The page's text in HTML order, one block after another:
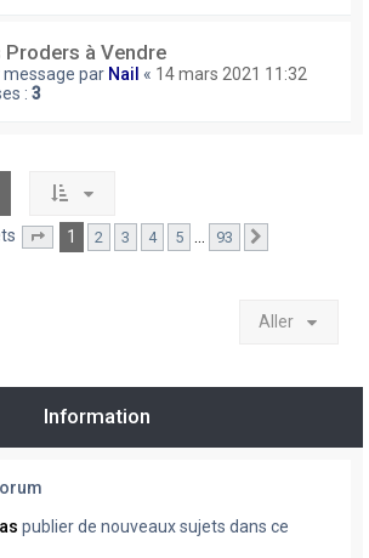
Proders à Vendre
message par Nail « 14 mars 2021 11:32
: 3
Page sur93
1 2 3 4 5 … 93
Aller
Information
publier de nouveaux sujets dans ce